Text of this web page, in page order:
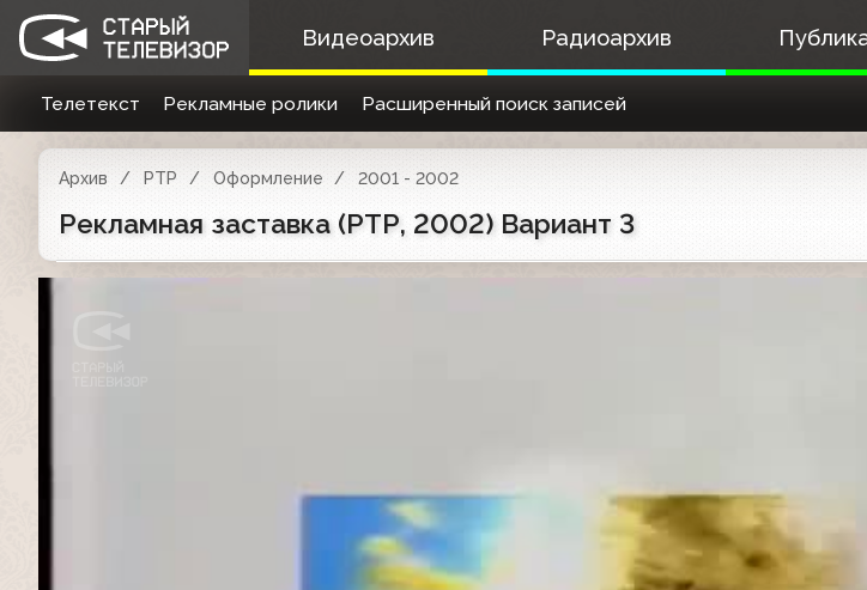
Видеоархив Радиоархив
Телетекст Рекламные ролики Расширенный поиск записей
Архив РТР Оформление 2001 - 2002
Рекламная заставка (РТР, 2002) Вариант 3